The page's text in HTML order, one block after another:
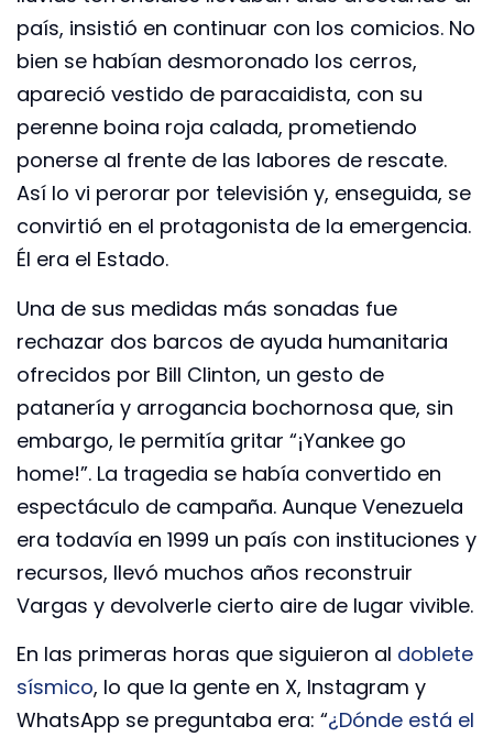
país, insistió en continuar con los comicios. No
bien se habían desmoronado los cerros,
apareció vestido de paracaidista, con su
perenne boina roja calada, prometiendo
ponerse al frente de las labores de rescate.
Así lo vi perorar por televisión y, enseguida, se
convirtió en el protagonista de la emergencia.
Él era el Estado.
Una de sus medidas más sonadas fue
rechazar dos barcos de ayuda humanitaria
ofrecidos por Bill Clinton, un gesto de
patanería y arrogancia bochornosa que, sin
embargo, le permitía gritar “¡Yankee go
home!”. La tragedia se había convertido en
espectáculo de campaña. Aunque Venezuela
era todavía en 1999 un país con instituciones y
recursos, llevó muchos años reconstruir
Vargas y devolverle cierto aire de lugar vivible.
En las primeras horas que siguieron al doblete
sísmico, lo que la gente en X, Instagram y
WhatsApp se preguntaba era: “¿Dónde está el